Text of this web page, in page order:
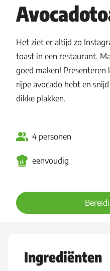
Het ziet er altijd zo
toast in een restaurant.
goed maken! Presenteren
rijpe avocado hebt en
dikke plakken.
4 personen
eenvoudig
Ingrediënten